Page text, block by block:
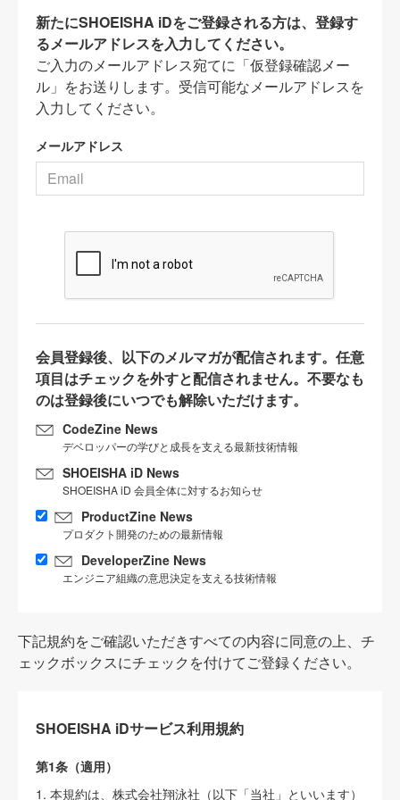
新たにSHOEISHA iDをご登録される方は、登録す
るメールアドレスを入力してください。
ご入力のメールアドレス宛てに「仮登録確認メー
ル」をお送りします。受信可能なメールアドレスを
入力してください。
メールアドレス
会員登録後、以下のメルマガが配信されます。任意
項目はチェックを外すと配信されません。不要なも
のは登録後にいつでも解除いただけます。
CodeZine News
デベロッパーの学びと成長を支える最新技術情報
SHOEISHA iD News
SHOEISHA iD 会員全体に対するお知らせ
ProductZine News
プロダクト開発のための最新情報
DeveloperZine News
エンジニア組織の意思決定を支える技術情報
下記規約をご確認いただきすべての内容に同意の上、チ
ェックボックスにチェックを付けてご登録ください。
SHOEISHA iDサービス利用規約
第1条（適用）
1. 本規約は、株式会社翔泳社（以下「当社」といいます）